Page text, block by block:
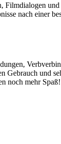
Filmdialogen
nach einer
Gebrauch und
noch mehr Spaß!